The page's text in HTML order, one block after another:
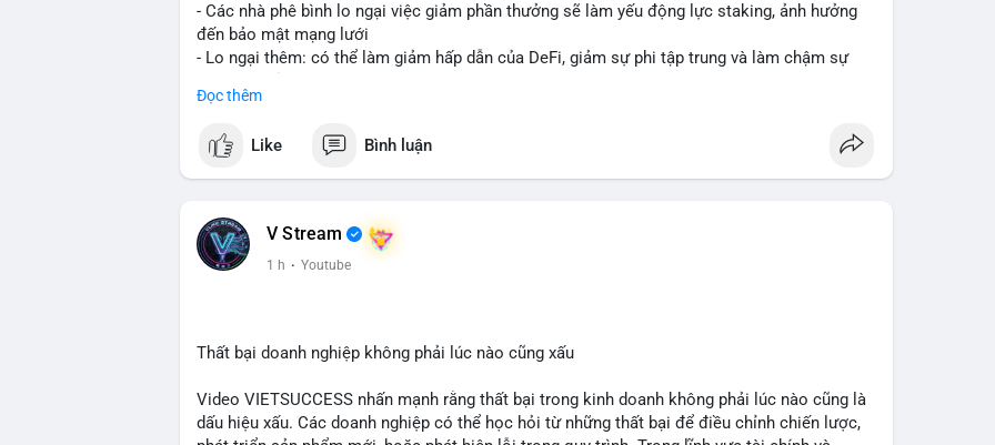
- Các nhà phê bình lo ngại việc giảm phần thưởng sẽ làm yếu động lực staking, ảnh hưởng
đến bảo mật mạng lưới
- Lo ngại thêm: có thể làm giảm hấp dẫn của DeFi, giảm sự phi tập trung và làm chậm sự
- Diễn ra trong bối cảnh Ethereum đang cân bằng giữa giảm phát hành và duy trì sức hấp dẫn
#binancesquare
#cryptonews #eth
#vlikevn #titanbot
Đọc thêm
Like Bình luận
V Stream
1 h · Youtube
Thất bại doanh nghiệp không phải lúc nào cũng xấu
Video VIETSUCCESS nhấn mạnh rằng thất bại trong kinh doanh không phải lúc nào cũng là
dấu hiệu xấu. Các doanh nghiệp có thể học hỏi từ những thất bại để điều chỉnh chiến lược,